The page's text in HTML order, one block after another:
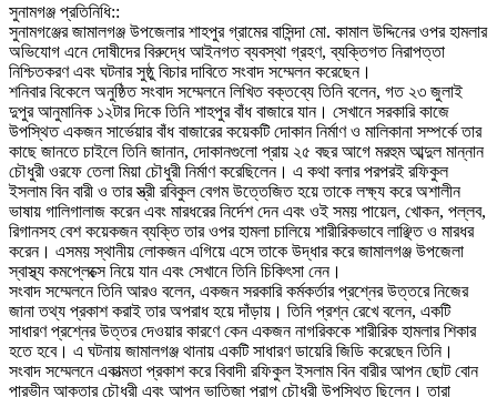
‎সুনামগঞ্জ প্রতিনিধি::
‎সুনামগঞ্জের জামালগঞ্জ উপজেলার শাহপুর গ্রামের বাসিন্দা মো. কামাল উদ্দিনের ওপর হামলার
অভিযোগ এনে দোষীদের বিরুদ্ধে আইনগত ব্যবস্থা গ্রহণ, ব্যক্তিগত নিরাপত্তা
নিশ্চিতকরণ এবং ঘটনার সুষ্ঠু বিচার দাবিতে সংবাদ সম্মেলন করেছেন।
‎শনিবার বিকেলে অনুষ্ঠিত সংবাদ সম্মেলনে লিখিত বক্তব্যে তিনি বলেন, গত ২৩ জুলাই
দুপুর আনুমানিক ১২টার দিকে তিনি শাহপুর বাঁধ বাজারে যান। সেখানে সরকারি কাজে
উপস্থিত একজন সার্ভেয়ার বাঁধ বাজারের কয়েকটি দোকান নির্মাণ ও মালিকানা সম্পর্কে তার
কাছে জানতে চাইলে তিনি জানান, দোকানগুলো প্রায় ২৫ বছর আগে মরহুম আব্দুল মান্নান
চৌধুরী ওরফে তেলা মিয়া চৌধুরী নির্মাণ করেছিলেন। এ কথা বলার পরপরই রফিকুল
ইসলাম বিন বারী ও তার স্ত্রী রবিকুল বেগম উত্তেজিত হয়ে তাকে লক্ষ্য করে অশালীন
ভাষায় গালিগালাজ করেন এবং মারধরের নির্দেশ দেন এবং ওই সময় পায়েল, খোকন, পল্লব,
রিগানসহ বেশ কয়েকজন ব্যক্তি তার ওপর হামলা চালিয়ে শারীরিকভাবে লাঞ্ছিত ও মারধর
করেন। এসময় স্থানীয় লোকজন এগিয়ে এসে তাকে উদ্ধার করে জামালগঞ্জ উপজেলা
স্বাস্থ্য কমপ্লেক্সে নিয়ে যান এবং সেখানে তিনি চিকিৎসা নেন।
‎সংবাদ সম্মেলনে তিনি আরও বলেন, একজন সরকারি কর্মকর্তার প্রশ্নের উত্তরে নিজের
জানা তথ্য প্রকাশ করাই তার অপরাধ হয়ে দাঁড়ায়। তিনি প্রশ্ন রেখে বলেন, একটি
সাধারণ প্রশ্নের উত্তর দেওয়ার কারণে কেন একজন নাগরিককে শারীরিক হামলার শিকার
হতে হবে। এ ঘটনায় জামালগঞ্জ থানায় একটি সাধারণ ডায়েরি জিডি করেছেন তিনি।
‎সংবাদ সম্মেলনে একাত্মতা প্রকাশ করে বিবাদী রফিকুল ইসলাম বিন বারীর আপন ছোট বোন
পারভীন আক্তার চৌধুরী এবং আপন ভাতিজা পরাগ চৌধুরী উপস্থিত ছিলেন। তারা